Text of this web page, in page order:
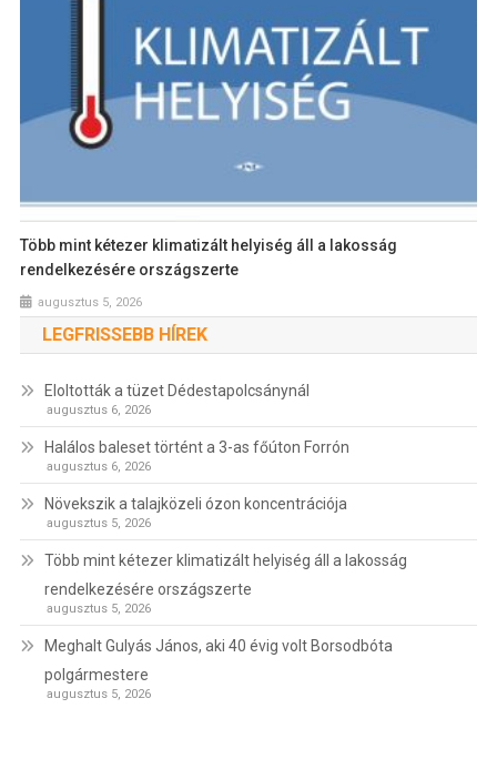
Több mint kétezer klimatizált helyiség áll a lakosság
rendelkezésére országszerte
augusztus 5, 2026
LEGFRISSEBB HÍREK
Eloltották a tüzet Dédestapolcsánynál
augusztus 6, 2026
Halálos baleset történt a 3-as főúton Forrón
augusztus 6, 2026
Növekszik a talajközeli ózon koncentrációja
augusztus 5, 2026
Több mint kétezer klimatizált helyiség áll a lakosság
rendelkezésére országszerte
augusztus 5, 2026
Meghalt Gulyás János, aki 40 évig volt Borsodbóta
polgármestere
augusztus 5, 2026